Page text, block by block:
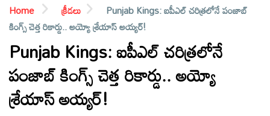
LIVE
తాజా
Home క్రీడలు
Punjab Kings: ఐపీఎల్ చరిత్రలోనే పంజాబ్
కింగ్స్‌ చెత్త రికార్డు.. అయ్యో శ్రేయాస్ అయ్యర్!
Punjab Kings: ఐపీఎల్ చరిత్రలోనే
పంజాబ్ కింగ్స్‌ చెత్త రికార్డు.. అయ్యో
శ్రేయాస్ అయ్యర్!